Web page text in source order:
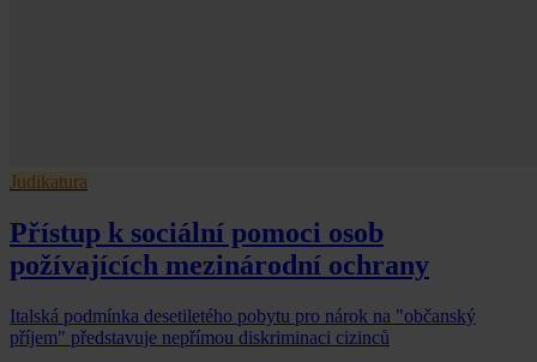
Judikatura
Přístup k sociální pomoci osob
požívajících mezinárodní ochrany
Italská podmínka desetiletého pobytu pro nárok na "občanský
příjem" představuje nepřímou diskriminaci cizinců